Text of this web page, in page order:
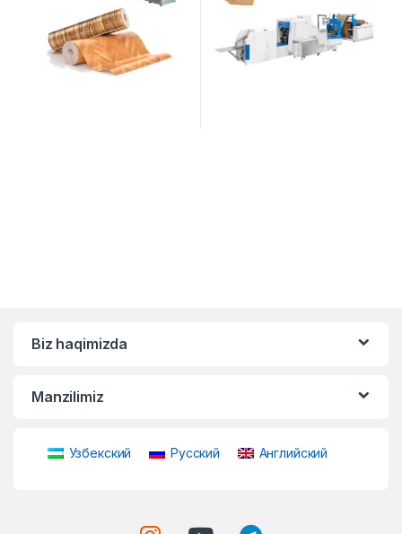
Biz haqimizda
Manzilimiz
Узбекский Русский Английский